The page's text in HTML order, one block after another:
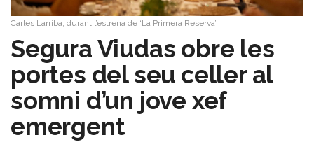
Carles Larriba, durant l’estrena de ‘La Primera Reserva’.
Segura Viudas obre les
portes del seu celler al
somni d’un jove xef
emergent